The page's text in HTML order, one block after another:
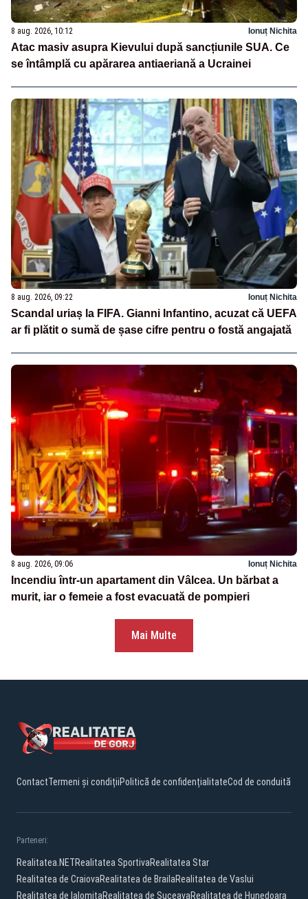
8 aug. 2026, 10:12 Ionuț Nichita
Atac masiv asupra Kievului după sancțiunile SUA. Ce
se întâmplă cu apărarea antiaeriană a Ucrainei
8 aug. 2026, 09:22 Ionuț Nichita
Scandal uriaș la FIFA. Gianni Infantino, acuzat că UEFA
ar fi plătit o sumă de șase cifre pentru o fostă angajată
8 aug. 2026, 09:06 Ionuț Nichita
Incendiu într-un apartament din Vâlcea. Un bărbat a
murit, iar o femeie a fost evacuată de pompieri
Mai Multe
ContactTermeni și condițiiPolitică de confidențialitateCod de conduită
Parteneri:
Realitatea.NETRealitatea SportivaRealitatea Star
Realitatea de CraiovaRealitatea de BrailaRealitatea de Vaslui
Realitatea de IalomitaRealitatea de SuceavaRealitatea de Hunedoara